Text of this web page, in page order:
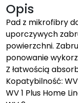
Opis
Pad z mikrofibry
uporczywych
powierzchni.
ponowanie
Z łatwością
Kopatybilność: WV
WV 1 Plus Home